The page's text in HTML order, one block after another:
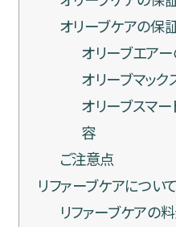
オリーブケアの保
オリーブエア
オリーブマッ
オリーブスマ
容
ご注意点
リファーブケアについて
リファーブケアの